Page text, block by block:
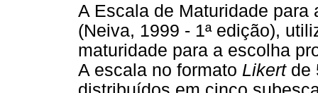
A Escala de Maturidade
(Neiva, 1999 - 1ª edição),
maturidade para a escolha
A escala no formato Likertde